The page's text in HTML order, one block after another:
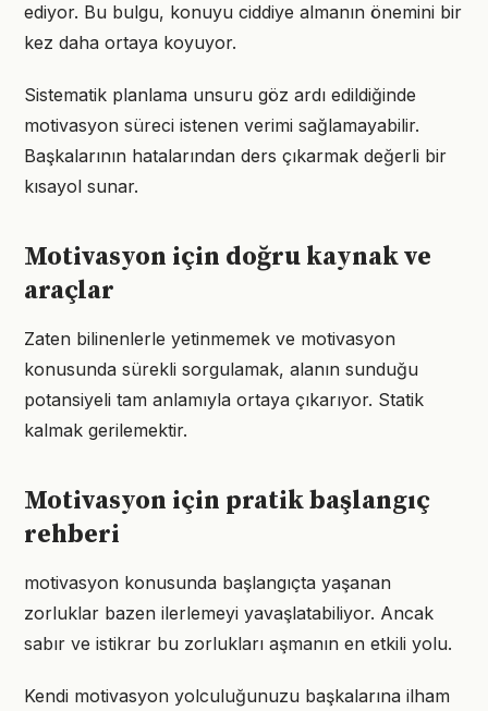
ediyor. Bu bulgu, konuyu ciddiye almanın önemini bir
kez daha ortaya koyuyor.
Sistematik planlama unsuru göz ardı edildiğinde
motivasyon süreci istenen verimi sağlamayabilir.
Başkalarının hatalarından ders çıkarmak değerli bir
kısayol sunar.
Motivasyon için doğru kaynak ve
araçlar
Zaten bilinenlerle yetinmemek ve motivasyon
konusunda sürekli sorgulamak, alanın sunduğu
potansiyeli tam anlamıyla ortaya çıkarıyor. Statik
kalmak gerilemektir.
Motivasyon için pratik başlangıç
rehberi
motivasyon konusunda başlangıçta yaşanan
zorluklar bazen ilerlemeyi yavaşlatabiliyor. Ancak
sabır ve istikrar bu zorlukları aşmanın en etkili yolu.
Kendi motivasyon yolculuğunuzu başkalarına ilham